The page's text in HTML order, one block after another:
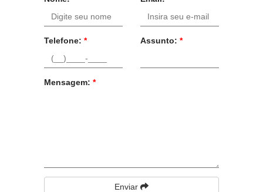
Telefone: * Assunto: *
Mensagem: *
Enviar